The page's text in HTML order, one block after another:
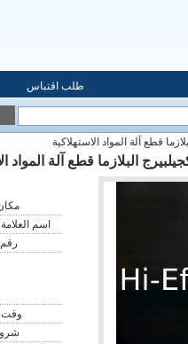
طلب اقتباس
اسم
رقم
وقت